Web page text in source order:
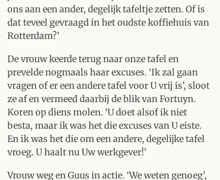
ons aan een ander, degelijk tafeltje zetten. Of is
dat teveel gevraagd in het oudste koffiehuis van
Rotterdam?’
De vrouw keerde terug naar onze tafel en
prevelde nogmaals haar excuses. ‘Ik zal gaan
vragen of er een andere tafel voor U vrij is’, sloot
ze af en vermeed daarbij de blik van Fortuyn.
Koren op diens molen. ‘U doet alsof ik niet
besta, maar ik was het die excuses van U eiste.
En ik was het die om een andere, degelijke tafel
vroeg. U haalt nu Uw werkgever!’
Vrouw weg en Guus in actie. ‘We weten genoeg’,